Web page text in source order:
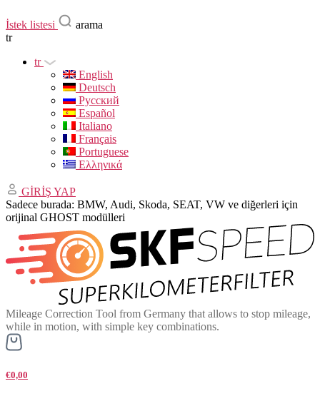
İstek listesi
arama
tr
tr
English
Deutsch
Русский
Español
Italiano
Français
Portuguese
Ελληνικά
GİRİŞ YAP
Sadece burada: BMW, Audi, Skoda, SEAT, VW ve diğerleri için
orijinal GHOST modülleri
Mileage Correction Tool from Germany that allows to stop mileage,
while in motion, with simple key combinations.
€0,00